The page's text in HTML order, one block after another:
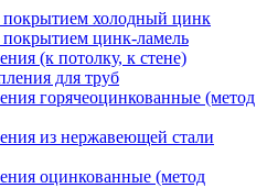
холодный цинк
цинк-ламель
(к потолку, к стене)
для труб
горячеоцинкованные (метод
из нержавеющей стали
оцинкованные (метод